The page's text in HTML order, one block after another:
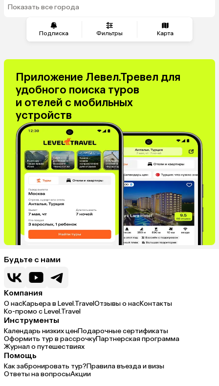
Подписка Фильтры Карта
Показать все города
Приложение Левел.Тревел для
удобного поиска туров
и отелей с мобильных
устройств
Будьте с нами
Компания
О насКарьера в Level.TravelОтзывы о насКонтакты
Ко-промо с Level.Travel
Инструменты
Календарь низких ценПодарочные сертификаты
Оформить тур в рассрочкуПартнерская программа
Журнал о путешествиях
Помощь
Как забронировать тур?Правила въезда и визы
Ответы на вопросыАкции